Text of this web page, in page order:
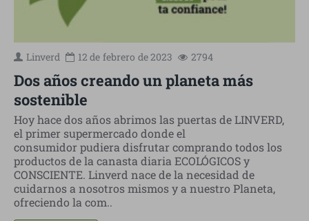
Linverd 12 de febrero de 2023 2794
Dos años creando un planeta más
sostenible
Hoy hace dos años abrimos las puertas de LINVERD,
el primer supermercado donde el
consumidor pudiera disfrutar comprando todos los
productos de la canasta diaria ECOLÓGICOS y
CONSCIENTE. Linverd nace de la necesidad de
cuidarnos a nosotros mismos y a nuestro Planeta,
ofreciendo la com..